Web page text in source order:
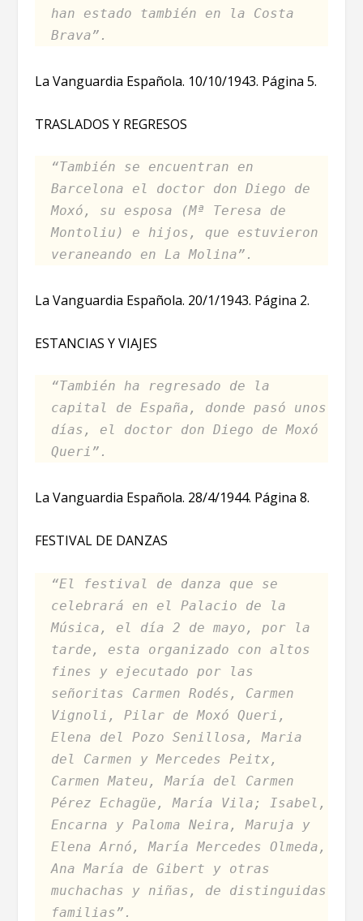
han estado también en la Costa
Brava”.
La Vanguardia Española. 10/10/1943. Página 5.
TRASLADOS Y REGRESOS
“También se encuentran en
Barcelona el doctor don Diego de
Moxó, su esposa (Mª Teresa de
Montoliu) e hijos, que estuvieron
veraneando en La Molina”.
La Vanguardia Española. 20/1/1943. Página 2.
ESTANCIAS Y VIAJES
“También ha regresado de la
capital de España, donde pasó unos
días, el doctor don Diego de Moxó
Queri”.
La Vanguardia Española. 28/4/1944. Página 8.
FESTIVAL DE DANZAS
“El festival de danza que se
celebrará en el Palacio de la
Música, el día 2 de mayo, por la
tarde, esta organizado con altos
fines y ejecutado por las
señoritas Carmen Rodés, Carmen
Vignoli, Pilar de Moxó Queri,
Elena del Pozo Senillosa, Maria
del Carmen y Mercedes Peitx,
Carmen Mateu, María del Carmen
Pérez Echagüe, María Vila; Isabel,
Encarna y Paloma Neira, Maruja y
Elena Arnó, María Mercedes Olmeda,
Ana María de Gibert y otras
muchachas y niñas, de distinguidas
familias”.